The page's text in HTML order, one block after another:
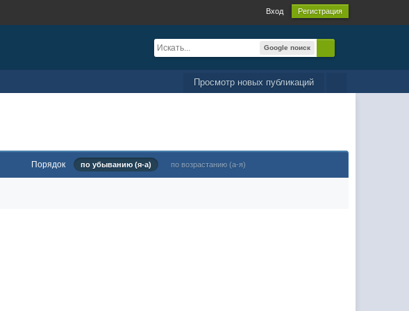
Вход Регистрация
Google поиск
Просмотр новых публикаций
Порядок по убыванию (я-а) по возрастанию (а-я)